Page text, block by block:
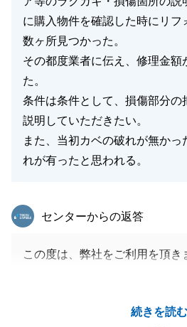
お住まいの中でのお困りごと等
にご連絡ください。
今後ともどうぞ宜しくお願い致
に購入物件を確認した時にリフ
数ヶ所見つかった。
その都度業者に伝え、修理金額
た。
条件は条件として、損傷部分の
説明していただきたい。
また、当初カベの破れが無か
れが有ったと思われる。
続きを読む
東急リバブル
センターからの返答
この度は、弊社をご利用を頂き
申し訳ございませんでした。